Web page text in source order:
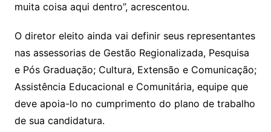
muita coisa aqui dentro”, acrescentou.
O diretor eleito ainda vai definir seus representantes
nas assessorias de Gestão Regionalizada, Pesquisa
e Pós Graduação; Cultura, Extensão e Comunicação;
Assistência Educacional e Comunitária, equipe que
deve apoia-lo no cumprimento do plano de trabalho
de sua candidatura.